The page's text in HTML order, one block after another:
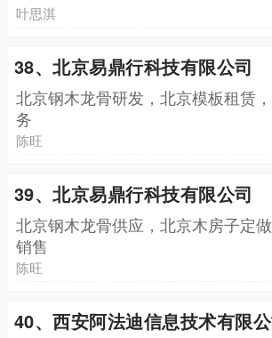
叶思淇
38、北京易鼎行科技有限公司
北京钢木龙骨研发，北京模板租赁
务
陈旺
39、北京易鼎行科技有限公司
北京钢木龙骨供应，北京木房子定
销售
陈旺
40、西安阿法迪信息技术有限